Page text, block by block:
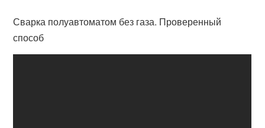
Сварка полуавтоматом без газа. Проверенный
способ